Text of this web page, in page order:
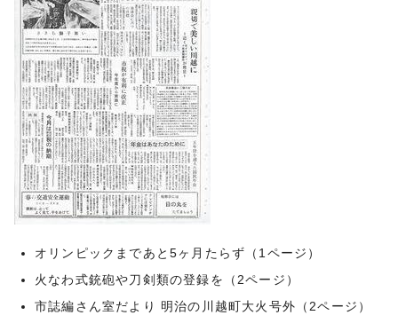
オリンピックまであと5ヶ月たらず（1ページ）
火なわ式銃砲や刀剣類の登録を（2ページ）
市誌編さん室だより 明治の川越町大火号外（2ページ）